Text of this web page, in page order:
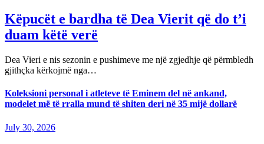
Këpucët e bardha të Dea Vierit që do t’i
duam këtë verë
Dea Vieri e nis sezonin e pushimeve me një zgjedhje që përmbledh
gjithçka kërkojmë nga…
Koleksioni personal i atleteve të Eminem del në ankand,
modelet më të rralla mund të shiten deri në 35 mijë dollarë
July 30, 2026